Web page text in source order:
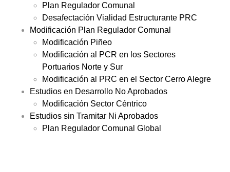
Plan Regulador Comunal
Desafectación Vialidad Estructurante PRC
Modificación Plan Regulador Comunal
Modificación Piñeo
Modificación al PCR en los Sectores
Portuarios Norte y Sur
Modificación al PRC en el Sector Cerro Alegre
Estudios en Desarrollo No Aprobados
Modificación Sector Céntrico
Estudios sin Tramitar Ni Aprobados
Plan Regulador Comunal Global